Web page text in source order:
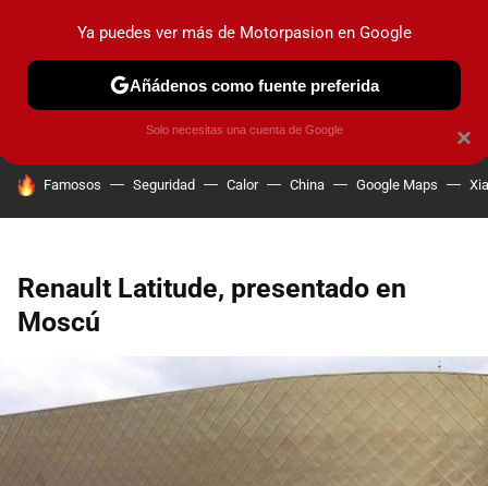
PRUEBAS COCHES ELÉCTRICOS OBSERVATORIO
HOY SE HABLA DE
Famosos Seguridad Calor China Google Maps
Renault Latitude, presentado en
Moscú
×
Ya puedes ver más de Motorpasion en Google
Añádenos como fuente preferida
Solo necesitas una cuenta de Google